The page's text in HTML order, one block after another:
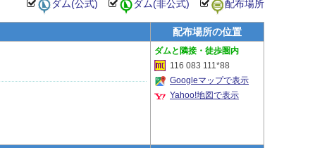
配布場所の位置
隣接・徒歩圏内
116 083 111*88
Googleマップで表示
Yahoo!地図で表示